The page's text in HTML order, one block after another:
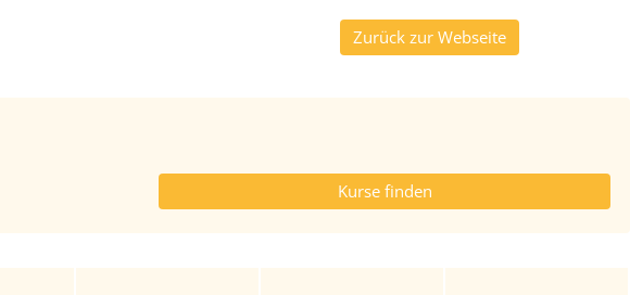
Zurück zur Webseite